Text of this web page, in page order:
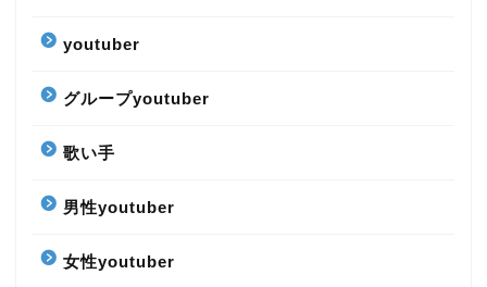
youtuber
グループyoutuber
歌い手
男性youtuber
女性youtuber